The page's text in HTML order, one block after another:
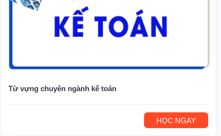
Từ vựng chuyên ngành kế toán
HỌC NGAY